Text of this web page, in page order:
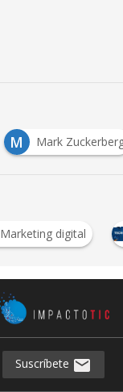
Mark Zuckerberg
Marketing digital
Suscríbete